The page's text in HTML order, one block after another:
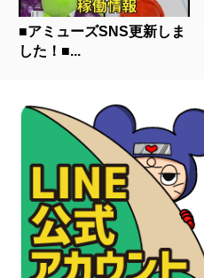
■アミューズSNS更新しま
した！■...